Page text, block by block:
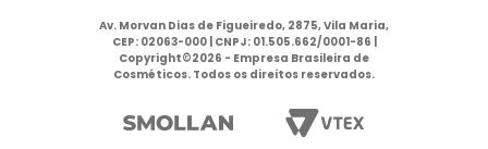
Av. Morvan Dias de Figueiredo, 2875, Vila Maria,
CEP: 02063-000 | CNPJ: 01.505.662/0001-86 |
Copyright©2026 - Empresa Brasileira de
Cosméticos. Todos os direitos reservados.